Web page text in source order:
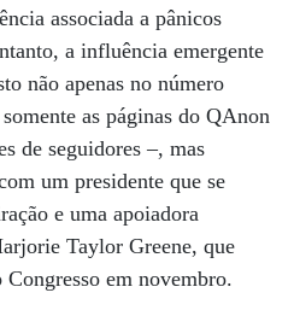
associada a pânicos
a influência emergente
não apenas no número
as páginas do QAnon
de seguidores –, mas
um presidente que se
e uma apoiadora
Taylor Greene, que
Congresso em novembro.